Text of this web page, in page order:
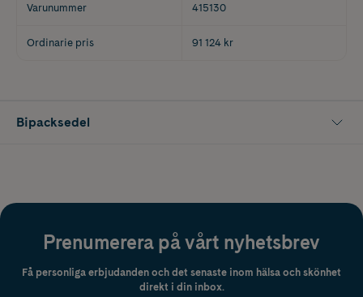
Varunummer 415130
Ordinarie pris 91 124 kr
Bipacksedel
Prenumerera på vårt nyhetsbrev
Få personliga erbjudanden och det senaste inom hälsa och skönhet
direkt i din inbox.